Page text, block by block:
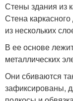
Стены здания из
Стена
из нескольких
В ее основе
металлических
Они сбиваются
зафиксированы,